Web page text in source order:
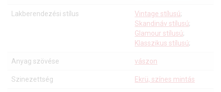
Lakberendezési stílus Vintage stílusú;
Skandináv stílusú;
Glamour stílusú;
Klasszikus stílusú;
Anyag szövése vászon
Szinezettség Ekrü, színes mintás